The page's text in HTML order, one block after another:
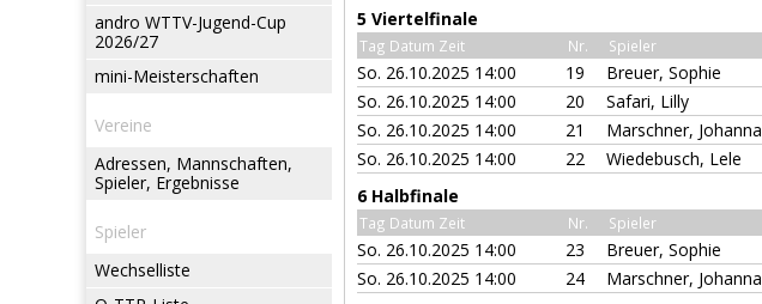
andro WTTV-Jugend-Cup
2026/27
mini-Meisterschaften
Vereine
Adressen, Mannschaften,
Spieler, Ergebnisse
Spieler
Wechselliste
5 Viertelfinale
Tag Datum Zeit Nr. Spieler
So. 26.10.2025 14:00 19 Breuer, Sophie
So. 26.10.2025 14:00
20 Safari, Lilly
So. 26.10.2025 14:00
21 Marschner, Johanna
So. 26.10.2025 14:00
22 Wiedebusch, Lele
6 Halbfinale
Tag Datum Zeit Nr. Spieler
So. 26.10.2025 14:00 23 Breuer, Sophie
So. 26.10.2025 14:00
24 Marschner, Johanna